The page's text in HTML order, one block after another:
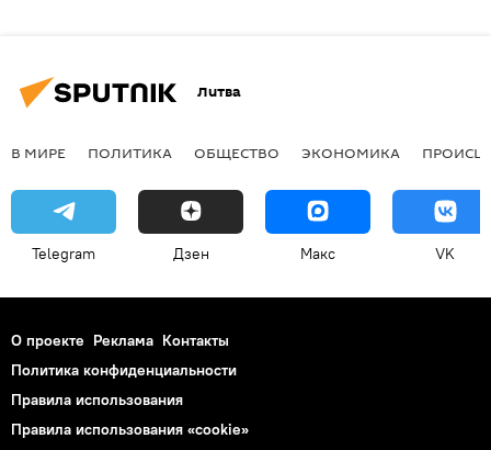
Литва
В МИРЕ ПОЛИТИКА ОБЩЕСТВО ЭКОНОМИКА
Telegram Дзен Макс VK
О проекте Реклама Контакты
Политика конфиденциальности
Правила использования
Правила использования «cookie»